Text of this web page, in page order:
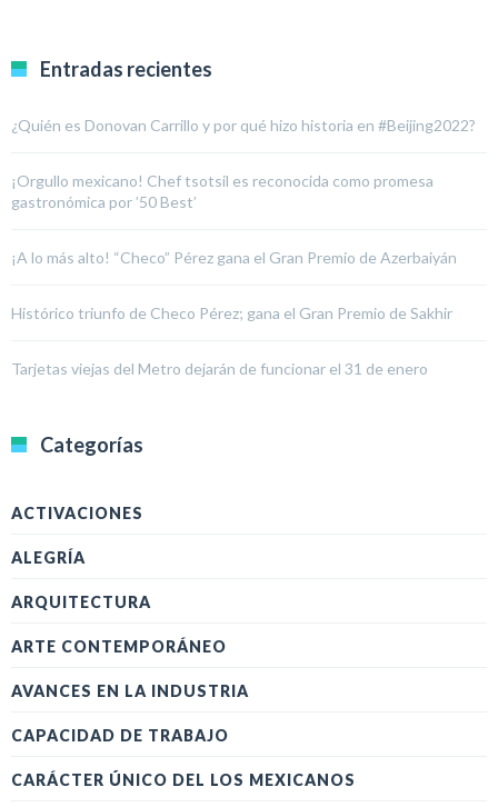
Entradas recientes
¿Quién es Donovan Carrillo y por qué hizo historia en #Beijing2022?
¡Orgullo mexicano! Chef tsotsil es reconocida como promesa
gastronómica por ’50 Best’
¡A lo más alto! “Checo” Pérez gana el Gran Premio de Azerbaiyán
Histórico triunfo de Checo Pérez; gana el Gran Premio de Sakhir
Tarjetas viejas del Metro dejarán de funcionar el 31 de enero
Categorías
ACTIVACIONES
ALEGRÍA
ARQUITECTURA
ARTE CONTEMPORÁNEO
AVANCES EN LA INDUSTRIA
CAPACIDAD DE TRABAJO
CARÁCTER ÚNICO DEL LOS MEXICANOS